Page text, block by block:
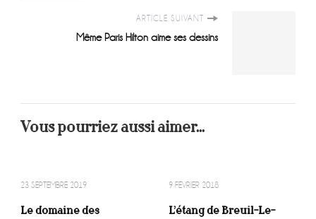
ARTICLE SUIVANT
Même Paris Hilton aime ses dessins
Vous pourriez aussi aimer...
23 SEPTEMBRE 2019
Le domaine des
9 FÉVRIER 2018
L’étang de Breuil-Le-